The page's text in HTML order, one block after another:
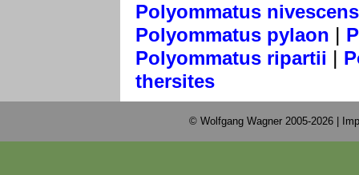
Polyommatus nivescens
Polyommatus pylaon |
Polyommatus ripartii |
thersites
© Wolfgang Wagner 2005-2026 |